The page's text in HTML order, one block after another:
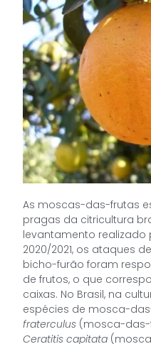
As moscas-das-frutas
pragas da citricultura
levantamento realizado
2020/2021, os ataques
bicho-furão foram
de frutos, o que
caixas. No Brasil, na
espécies de mosca-
fraterculus (mosca-
Ceratitis capitata